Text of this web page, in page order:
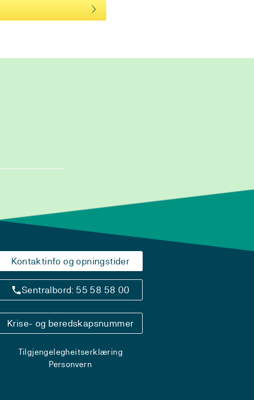
Kontaktinfo og opningstider
Sentralbord: 55 58 58 00
Krise- og beredskapsnummer
Tilgjengelegheitserklæring
Personvern